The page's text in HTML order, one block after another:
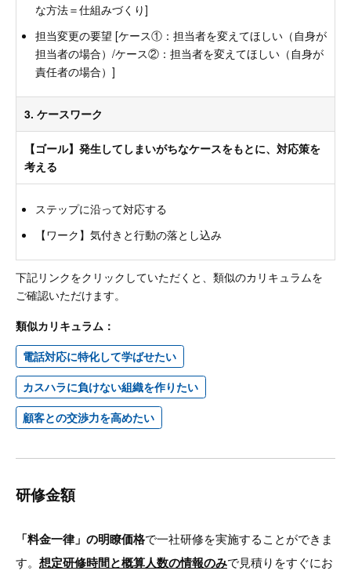
な方法＝仕組みづくり]
担当変更の要望 [ケース①：担当者を変えてほしい（自身が
担当者の場合）/ケース②：担当者を変えてほしい（自身が
責任者の場合）]
3. ケースワーク
【ゴール】発生してしまいがちなケースをもとに、対応策を
考える
ステップに沿って対応する
【ワーク】気付きと行動の落とし込み
下記リンクをクリックしていただくと、類似のカリキュラムを
ご確認いただけます。
類似カリキュラム：
電話対応に特化して学ばせたい
カスハラに負けない組織を作りたい
顧客との交渉力を高めたい
研修金額
「料金一律」の明瞭価格で一社研修を実施することができま
す。 想定研修時間と概算人数の情報のみで見積りをすぐにお